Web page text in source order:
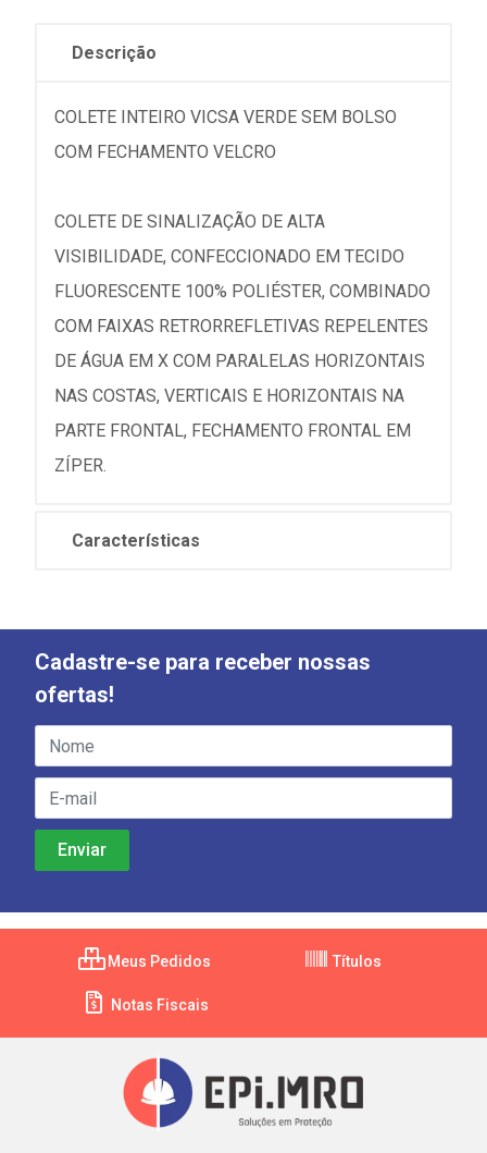
Descrição
COLETE INTEIRO VICSA VERDE SEM BOLSO
COM FECHAMENTO VELCRO
COLETE DE SINALIZAÇÃO DE ALTA
VISIBILIDADE, CONFECCIONADO EM TECIDO
FLUORESCENTE 100% POLIÉSTER, COMBINADO
COM FAIXAS RETRORREFLETIVAS REPELENTES
DE ÁGUA EM X COM PARALELAS HORIZONTAIS
NAS COSTAS, VERTICAIS E HORIZONTAIS NA
PARTE FRONTAL, FECHAMENTO FRONTAL EM
ZÍPER.
Características
Cadastre-se para receber nossas
ofertas!
Meus Pedidos Títulos
Notas Fiscais